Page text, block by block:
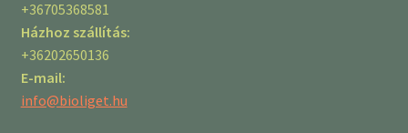
+36705368581
Házhoz szállítás:
+36202650136
E-mail:
info@bioliget.hu